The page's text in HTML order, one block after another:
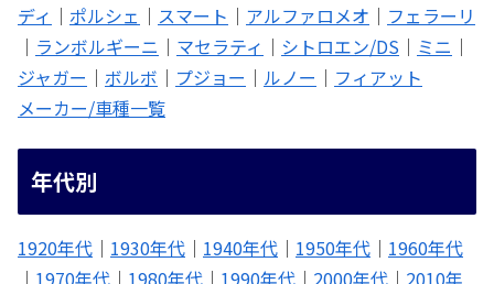
ディ ｜ ポルシェ ｜ スマート ｜ アルファロメオ ｜ フェラーリ
｜ ランボルギーニ ｜ マセラティ ｜ シトロエン/DS ｜ ミニ ｜
ジャガー ｜ ボルボ ｜ プジョー ｜ ルノー ｜ フィアット
メーカー/車種一覧
年代別
1920年代 ｜ 1930年代 ｜ 1940年代 ｜ 1950年代 ｜ 1960年代
｜ 1970年代 ｜ 1980年代 ｜ 1990年代 ｜ 2000年代 ｜ 2010年